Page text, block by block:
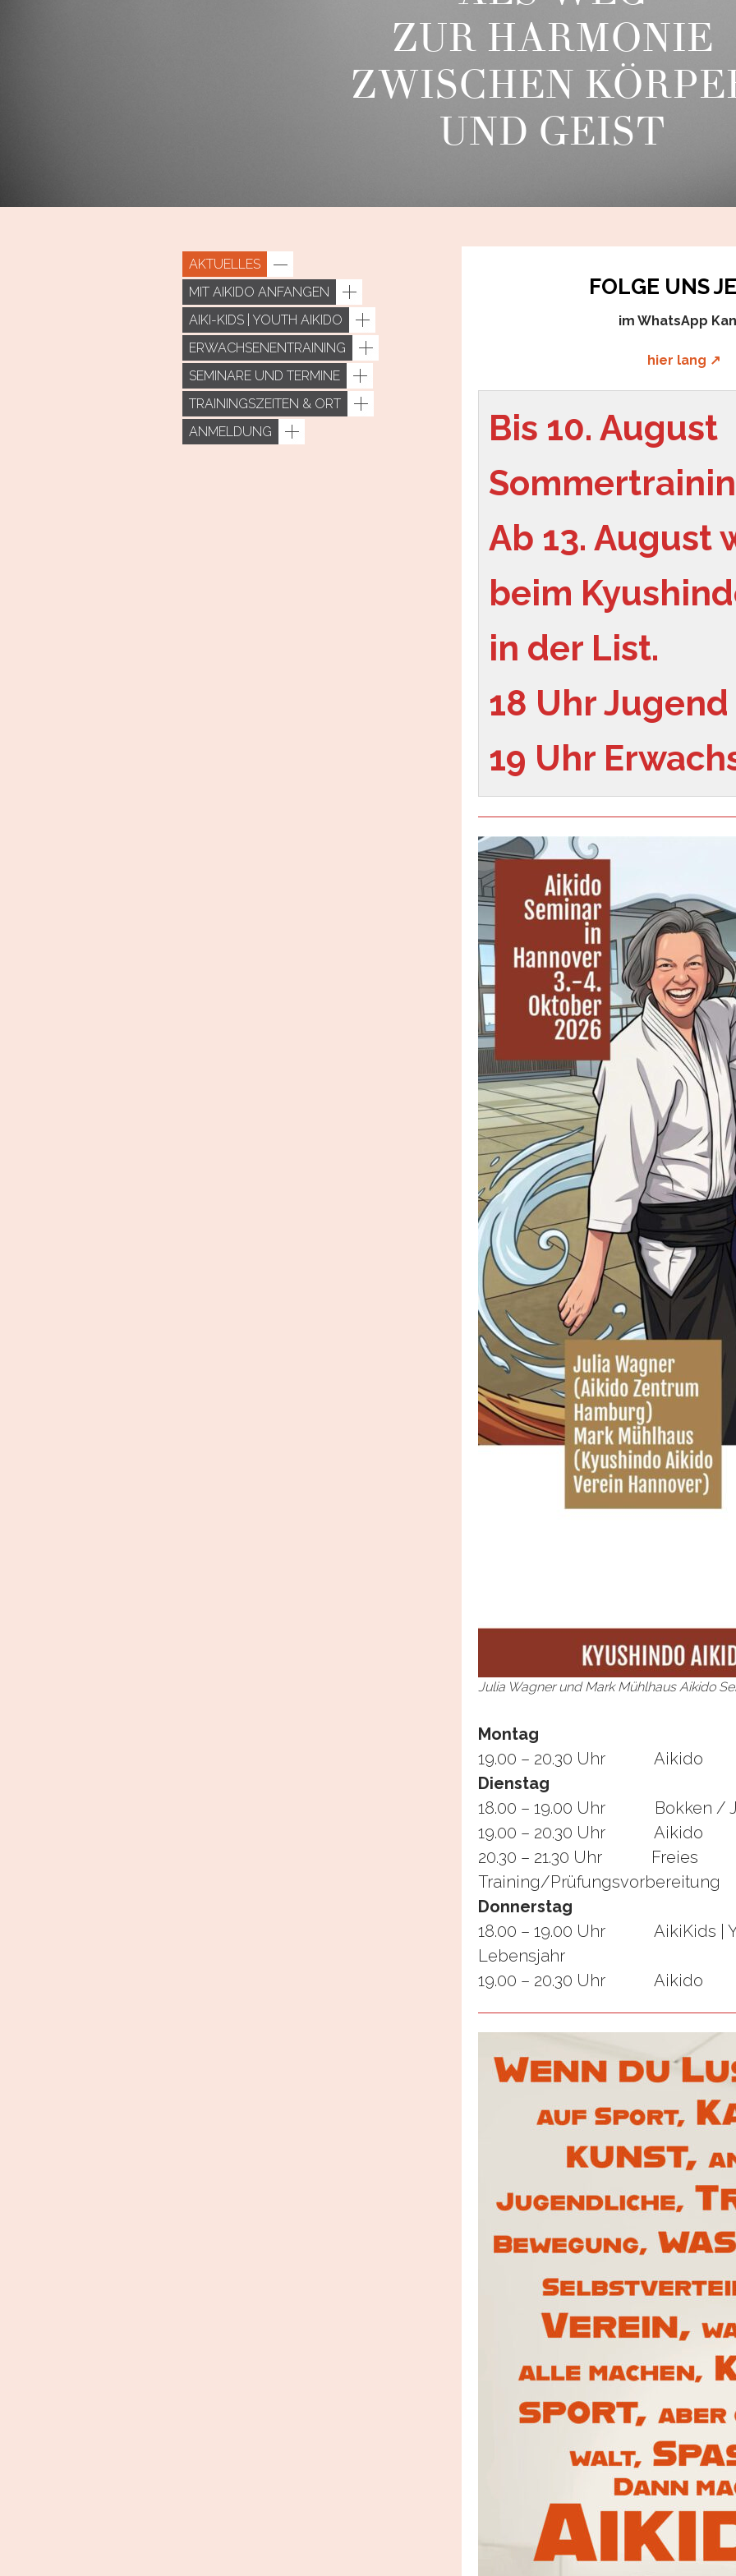
ZUR HARMONIE
ZWISCHEN
UND GEIST
AKTUELLES
MIT AIKIDO ANFANGEN
AIKI-KIDS | YOUTH AIKIDO
ERWACHSENENTRAINING
SEMINARE UND TERMINE
TRAININGSZEITEN & ORT
ANMELDUNG
FOLGE UNS
im WhatsApp
hier lang ↗
Bis 10. August
Ab 13. August
beim
in der List.
18 Uhr
19 Uhr
Julia Wagner und Mark Mühlhaus Aikido
Montag
19.00 – 20.30 Uhr Aikido
Dienstag
18.00 – 19.00 Uhr Bokken /
19.00 – 20.30 Uhr Aikido
20.30 – 21.30 Uhr Freies
Training/Prüfungsvorbereitung
Donnerstag
18.00 – 19.00 Uhr AikiKids |
Lebensjahr
19.00 – 20.30 Uhr Aikido